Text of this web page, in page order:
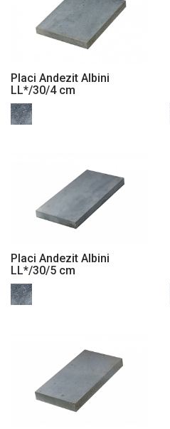
Placi Andezit Albini
LL*/30/4 cm
Placi Andezit Albini
LL*/30/5 cm